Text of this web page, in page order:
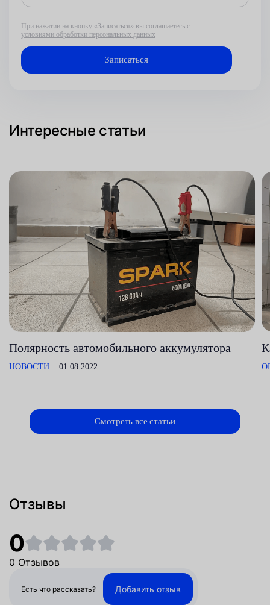
При нажатии на кнопку «Записаться» вы соглашаетесь с
условиями обработки персональных данных
Интересные статьи
Полярность автомобильного аккумулятора
НОВОСТИ 01.08.2022
Смотреть все статьи
Отзывы
0
0 Отзывов
Есть что рассказать? Добавить отзыв